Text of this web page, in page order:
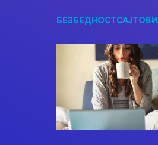
БЕЗБЕДНОСТСАЈТОВИ